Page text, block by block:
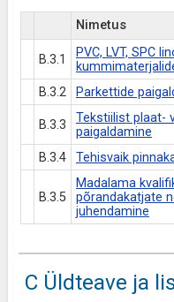
Nimetus
B.3.1
PVC, LVT, SPC
B.3.2 Parkettide
B.3.3
Tekstiilist plaat-
paigaldamine
B.3.4 Tehisvaik
B.3.5
Madalama
põrandakatjate
juhendamine
C Üldteave ja